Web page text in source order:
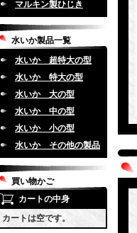
マルキン製ひじき
水いか製品一覧
水いか 超特大の型
水いか 特大の型
水いか 大の型
水いか 中の型
水いか 小の型
水いか その他の製品
買い物かご
カートの中身
カートは空です。